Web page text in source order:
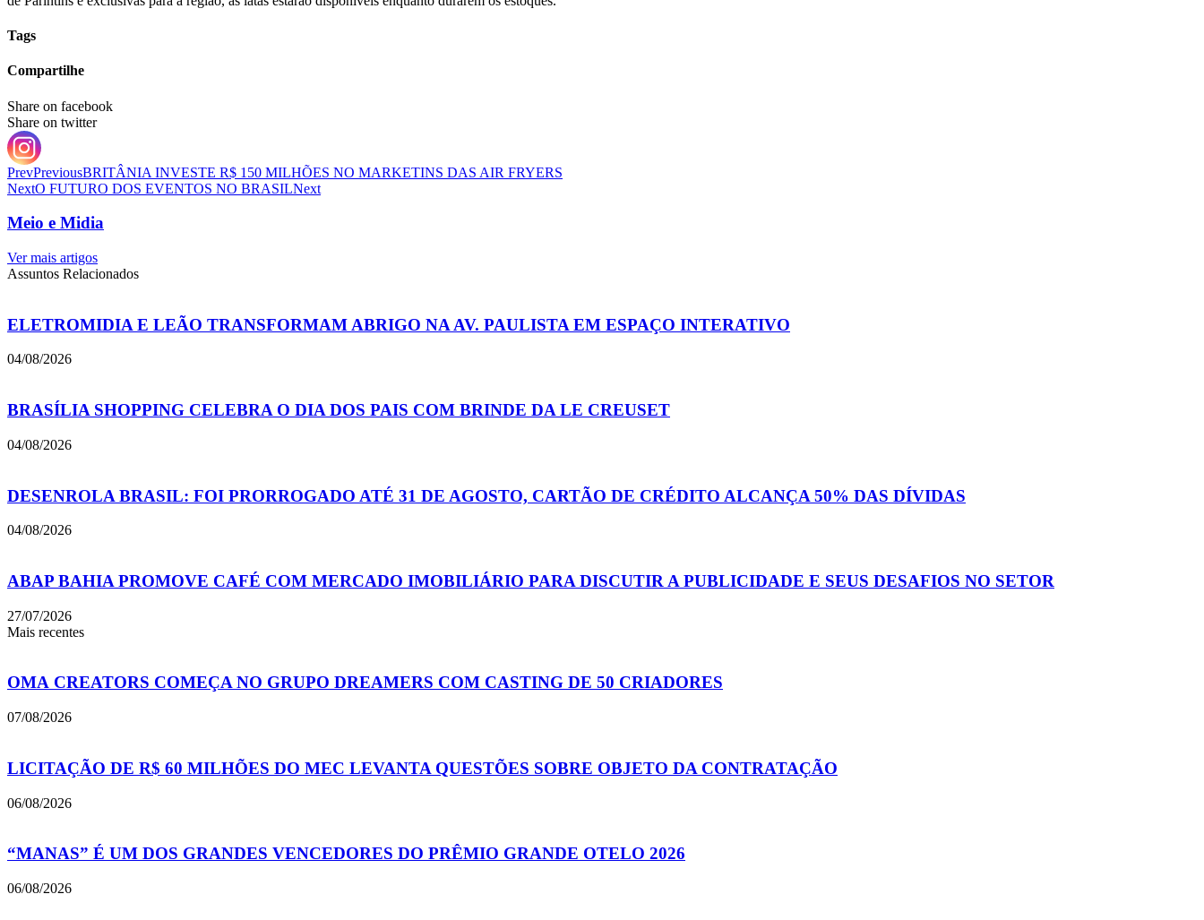
Tags
Compartilhe
Share on facebook
Share on twitter
PrevPreviousBRITÂNIA INVESTE R$ 150 MILHÕES NO MARKETINS DAS AIR FRYERS
NextO FUTURO DOS EVENTOS NO BRASILNext
Meio e Midia
Ver mais artigos
Assuntos Relacionados
ELETROMIDIA E LEÃO TRANSFORMAM ABRIGO NA AV. PAULISTA EM ESPAÇO INTERATIVO
04/08/2026
BRASÍLIA SHOPPING CELEBRA O DIA DOS PAIS COM BRINDE DA LE CREUSET
04/08/2026
DESENROLA BRASIL: FOI PRORROGADO ATÉ 31 DE AGOSTO, CARTÃO DE CRÉDITO ALCANÇA 50% DAS DÍVIDAS
04/08/2026
ABAP BAHIA PROMOVE CAFÉ COM MERCADO IMOBILIÁRIO PARA DISCUTIR A PUBLICIDADE E SEUS DESAFIOS NO SETOR
27/07/2026
Mais recentes
OMA CREATORS COMEÇA NO GRUPO DREAMERS COM CASTING DE 50 CRIADORES
07/08/2026
LICITAÇÃO DE R$ 60 MILHÕES DO MEC LEVANTA QUESTÕES SOBRE OBJETO DA CONTRATAÇÃO
06/08/2026
“MANAS” É UM DOS GRANDES VENCEDORES DO PRÊMIO GRANDE OTELO 2026
06/08/2026